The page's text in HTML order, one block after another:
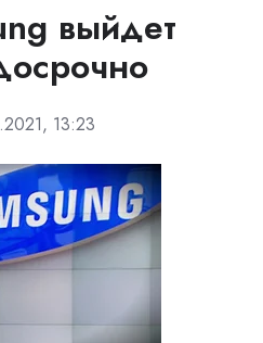
выйдет
13:23